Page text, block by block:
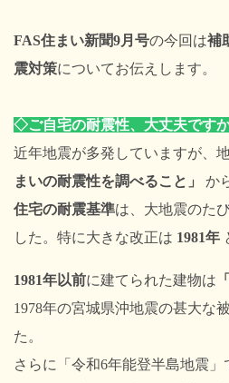
FAS住まい新聞9月号の今回は補
震対策についてお伝えします。
◇ご自宅の耐震性、大丈夫です
近年地震が多発していますが、
まいの耐震性を調べること」
か
住宅の耐震基準は、大地震のた
した。特に大きな改正は 1981年
1981年以前に建てられた建物は
1978年の宮城県沖地震の甚大な
た。
さらに「令和6年能登半島地震」